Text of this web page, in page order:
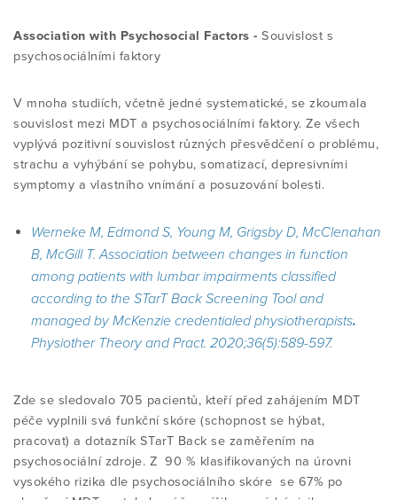
Association with Psychosocial Factors - Souvislost s
psychosociálními faktory
V mnoha studiích, včetně jedné systematické, se zkoumala
souvislost mezi MDT a psychosociálními faktory. Ze všech
vyplývá pozitivní souvislost různých přesvědčení o problému,
strachu a vyhýbání se pohybu, somatizací, depresivními
symptomy a vlastního vnímání a posuzování bolesti.
Werneke M, Edmond S, Young M, Grigsby D, McClenahan
B, McGill T.Association between changes in function
among patients with lumbar impairments classified
according to the STarT Back Screening Tool and
managed by McKenzie credentialed physiotherapists.
Physiother Theory and Pract. 2020;36(5):589-597.
Zde se sledovalo 705 pacientů, kteří před zahájením MDT
péče vyplnili svá funkční skóre (schopnost se hýbat,
pracovat) a dotazník STarT Back se zaměřením na
psychosociální zdroje. Z 90 % klasifikovaných na úrovni
vysokého rizika dle psychosociálního skóre se 67% po